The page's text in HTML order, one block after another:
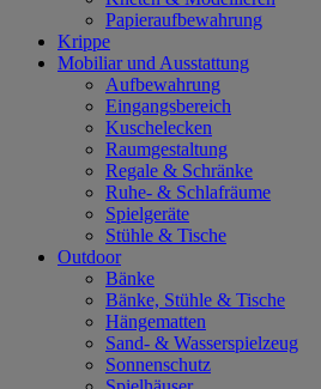
Papieraufbewahrung
Krippe
Mobiliar und Ausstattung
Aufbewahrung
Eingangsbereich
Kuschelecken
Raumgestaltung
Regale & Schränke
Ruhe- & Schlafräume
Spielgeräte
Stühle & Tische
Outdoor
Bänke
Bänke, Stühle & Tische
Hängematten
Sand- & Wasserspielzeug
Sonnenschutz